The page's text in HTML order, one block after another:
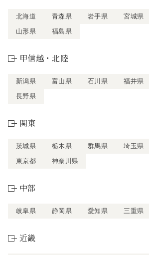
北海道 青森県 岩手県 宮城県
山形県
福島県
甲信越・北陸
新潟県 富山県 石川県 福井県
長野県
関東
茨城県 栃木県 群馬県 埼玉県
東京都
神奈川県
中部
岐阜県 静岡県 愛知県 三重県
近畿